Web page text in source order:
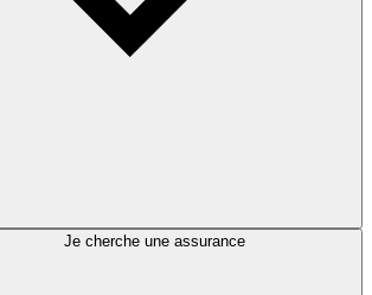
Je cherche une assurance